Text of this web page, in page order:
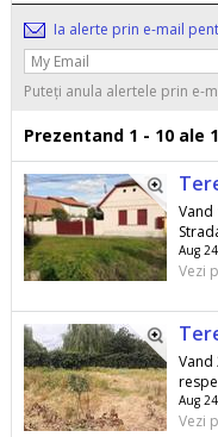
Ia alerte prin e-mail
Puteți anula alertele prin e-
Prezentand 1 - 10 ale
Vand
Aug
Vezi
Vand
Aug
Vezi